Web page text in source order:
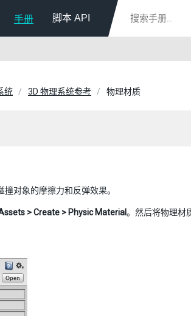
手册 脚本 API
统 3D 物理系统参考 物理材质
撞对象的摩擦力和反弹效果。
> Create > Physic Material。然后将物理材